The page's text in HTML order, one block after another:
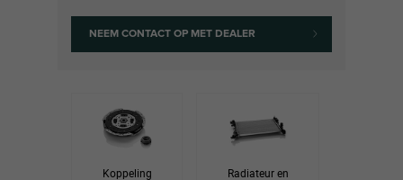
NEEM CONTACT OP MET DEALER
Koppeling
Radiateur en